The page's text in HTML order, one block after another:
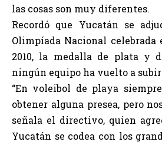
las cosas son muy diferentes.
Recordó que Yucatán se
Olimpíada Nacional
2010, la medalla de plata y
ningún equipo ha vuelto a
“En voleibol de playa
obtener alguna presea, pero
señala el directivo, quien
Yucatán se codea con los